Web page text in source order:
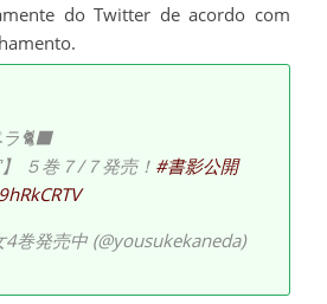
do Twitter de acordo com
🐈‍⬛
５巻７/７発売！ #書影公開
巻発売中 (@yousukekaneda)